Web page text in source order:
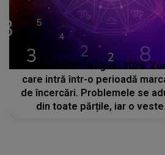
HOROSCOP 7 august 2026.
care intră într-o perioadă
de încercări. Problemele se
din toate părțile, iar o veste